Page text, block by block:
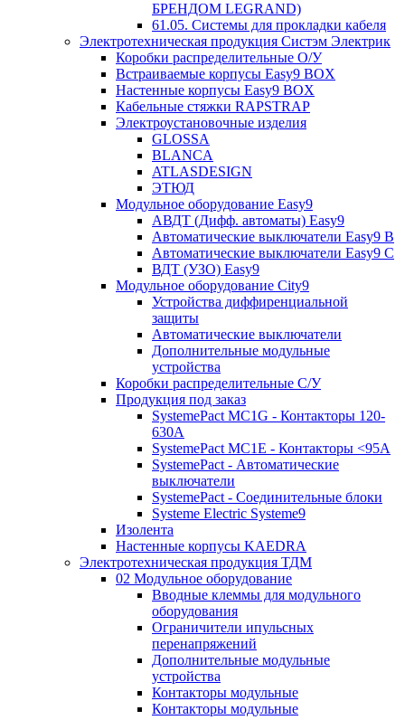
БРЕНДОМ LEGRAND)
61.05. Системы для прокладки кабеля
Электротехническая продукция Систэм Электрик
Коробки распределительные О/У
Встраиваемые корпусы Easy9 BOX
Настенные корпусы Easy9 BOX
Кабельные стяжки RAPSTRAP
Электроустановочные изделия
GLOSSA
BLANCA
ATLASDESIGN
ЭТЮД
Модульное оборудование Easy9
АВДТ (Дифф. автоматы) Easy9
Автоматические выключатели Easy9 В
Автоматические выключатели Easy9 С
ВДТ (УЗО) Easy9
Модульное оборудование City9
Устройства диффиренциальной
защиты
Автоматические выключатели
Дополнительные модульные
устройства
Коробки распределительные C/У
Продукция под заказ
SystemePact MC1G - Контакторы 120-
630A
SystemePact MC1E - Контакторы <95A
SystemePact - Автоматические
выключатели
SystemePact - Соединительные блоки
Systeme Electric Systeme9
Изолента
Настенные корпусы KAEDRA
Электротехническая продукция ТДМ
02 Модульное оборудование
Вводные клеммы для модульного
оборудования
Ограничители ипульсных
перенапряжений
Дополнительные модульные
устройства
Контакторы модульные
Контакторы модульные